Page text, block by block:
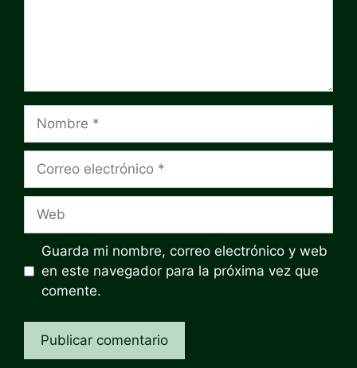
Nombre
Correo
Web
Guarda mi nombre, correo electrónico y web
en este navegador para la próxima vez que
comente.